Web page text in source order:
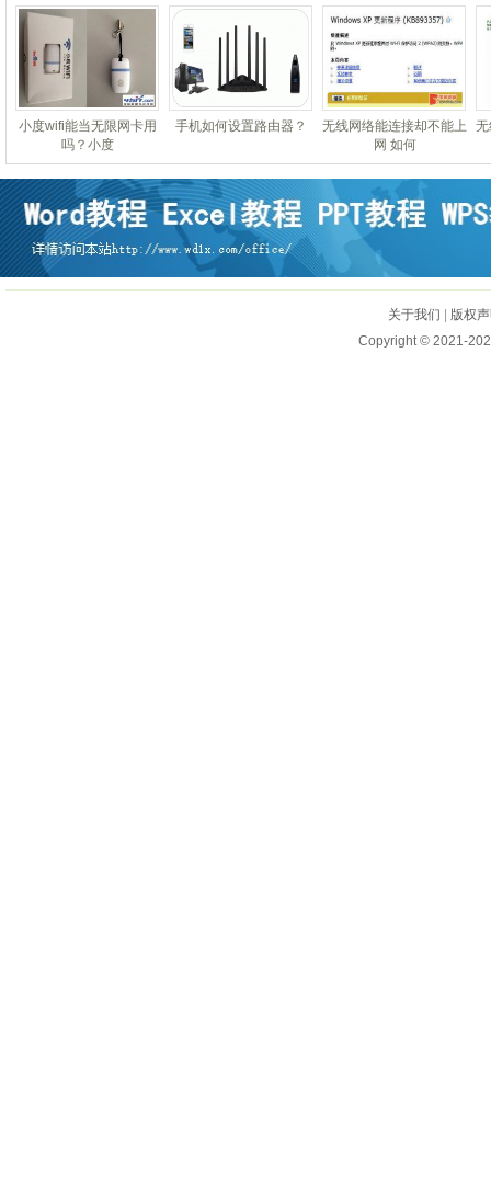
小度wifi能当无限网卡用
吗？小度
手机如何设置路由器？
无线网络能连接却不能上
网 如何
关于我们
版权
Copyright © 2021-